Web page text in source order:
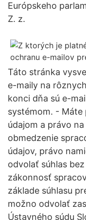
Európskeho
Z. z.
Táto stránka
e-maily na
konci dňa sú e-
systémom. - Máte
údajom a právo
obmedzenie
údajov, právo
odvolať súhlas
zákonnosť
základe súhlasu
možno odvolať
Ústavného súdu